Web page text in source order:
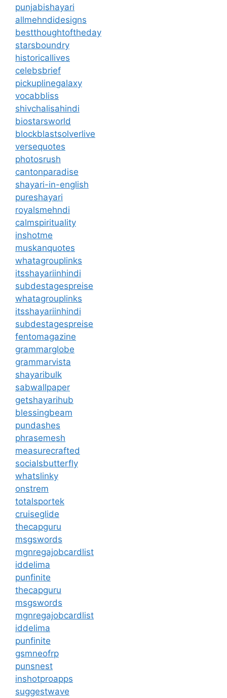
punjabishayari
allmehndidesigns
bestthoughtoftheday
starsboundry
historicallives
celebsbrief
pickuplinegalaxy
vocabbliss
shivchalisahindi
biostarsworld
blockblastsolverlive
versequotes
photosrush
cantonparadise
shayari-in-english
pureshayari
royalsmehndi
calmspirituality
inshotme
muskanquotes
whatagrouplinks
itsshayariinhindi
subdestagespreise
whatagrouplinks
itsshayariinhindi
subdestagespreise
fentomagazine
grammarglobe
grammarvista
shayaribulk
sabwallpaper
getshayarihub
blessingbeam
pundashes
phrasemesh
measurecrafted
socialsbutterfly
whatslinky
onstrem
totalsportek
cruiseglide
thecapguru
msgswords
mgnregajobcardlist
iddelima
punfinite
thecapguru
msgswords
mgnregajobcardlist
iddelima
punfinite
gsmneofrp
punsnest
inshotproapps
suggestwave